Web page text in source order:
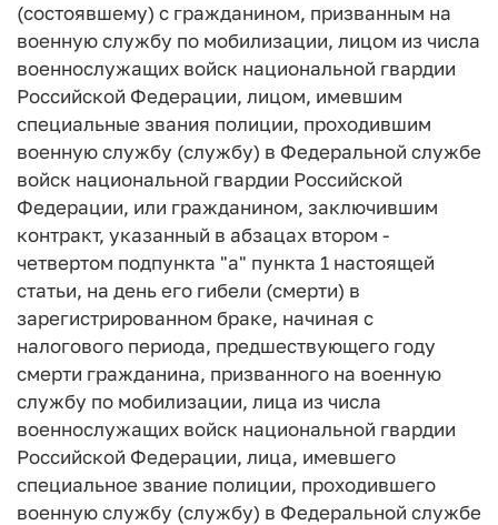
(состоявшему) с гражданином, призванным на
военную службу по мобилизации, лицом из числа
военнослужащих войск национальной гвардии
Российской Федерации, лицом, имевшим
специальные звания полиции, проходившим
военную службу (службу) в Федеральной службе
войск национальной гвардии Российской
Федерации, или гражданином, заключившим
контракт, указанный в абзацах втором -
четвертом подпункта "а" пункта 1 настоящей
статьи, на день его гибели (смерти) в
зарегистрированном браке, начиная с
налогового периода, предшествующего году
смерти гражданина, призванного на военную
службу по мобилизации, лица из числа
военнослужащих войск национальной гвардии
Российской Федерации, лица, имевшего
специальное звание полиции, проходившего
военную службу (службу) в Федеральной службе